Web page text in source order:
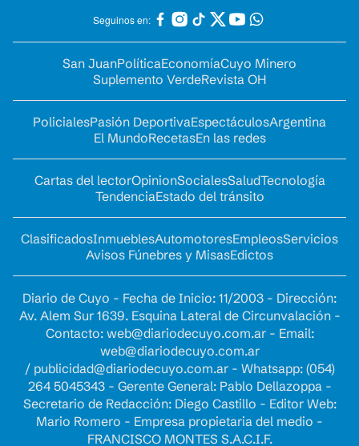
Seguinos en:
San JuanPolíticaEconomíaCuyo Minero
Suplemento VerdeRevista OH
PolicialesPasión DeportivaEspectáculosArgentina
El MundoRecetasEn las redes
Cartas del lectorOpinionSocialesSaludTecnología
TendenciaEstado del tránsito
ClasificadosInmueblesAutomotoresEmpleosServicios
Avisos Fúnebres y MisasEdictos
Diario de Cuyo - Fecha de Inicio: 11/2003 - Dirección:
Av. Alem Sur 1639. Esquina Lateral de Circunvalación -
Contacto: web@diariodecuyo.com.ar- Email:
web@diariodecuyo.com.ar
/ publicidad@diariodecuyo.com.ar- Whatsapp: (054)
264 5045343 - Gerente General: Pablo Dellazoppa -
Secretario de Redacción: Diego Castillo - Editor Web:
Mario Romero - Empresa propietaria del medio -
FRANCISCO MONTES S.A.C.I.F.